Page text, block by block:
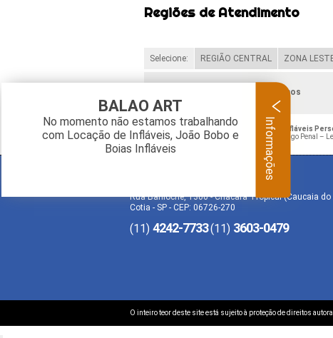
Regiões de Atendimento
Selecione: REGIÃO CENTRAL ZONA
Verifique as regiões que atendemos
O conteúdo do texto " Fabricante de Bolas Infláveis
violação de direito autoral – artigo 184 do Código Penal –
Rua Bariloche, 1300 - Chácara Tropical (Caucaia do
Cotia - SP - CEP: 06726-270
(11) 4242-7733(11) 3603-0479
O inteiro teor deste site está sujeito à proteção de direitos
BALAO ART
No momento não estamos trabalhando
com Locação de Infláveis, João Bobo e
Boias Infláveis
Informações